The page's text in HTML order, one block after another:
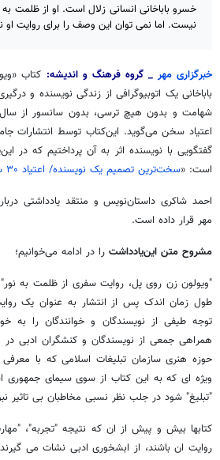
خسرو باباخانی انسانی زلال است. او از ظلمت
نیست. اما نمی توان این وصف را برای روایت
خبرگزاری مهر _ گروه فرهنگ و اندیشه: کتاب
باباخانی یک اتوبیوگرافی از زندگی نویسنده و
شهامت و بدون هیچ ترسی، بدون سانسور از
اعتیاد سخن می‌گوید. این‌کتاب توسط انتشارات
گفتگویی با نویسنده اثر به آن پرداختیم که در
است: «سخت‌ترین تصمیم یک‌ نویسنده/ اعتیاد ۳۰ ساله‌ای که ترک شد
احمد شاکری داستان‌نویس و منتقد یادداشتی
مهر قرار داده است.
مشروح متن این‌یادداشت را در ادامه می‌خوانیم؛
"ویولون زن روی پل، روایت سفری از ظلمت به نور"
طول زمان اندک پس از انتشار به عنوان یک
توجه طیفی از نویسندگان و خوانندگان را
همراهی جمعی از نویسندگان و کنشگران ادبی
حوزه هنری سازمان تبلیغات اسلامی که با
ویژه ای که به این کتاب از سوی سیمای جمهوری
"تبلیغ" شود در جلب نظر نسبی مخاطبان بی تاثیر
کتابها بیش و پیش از ان که نتیجه "تجربه"،
روایت ان باشند، از ابشخوری ادبی نشات می